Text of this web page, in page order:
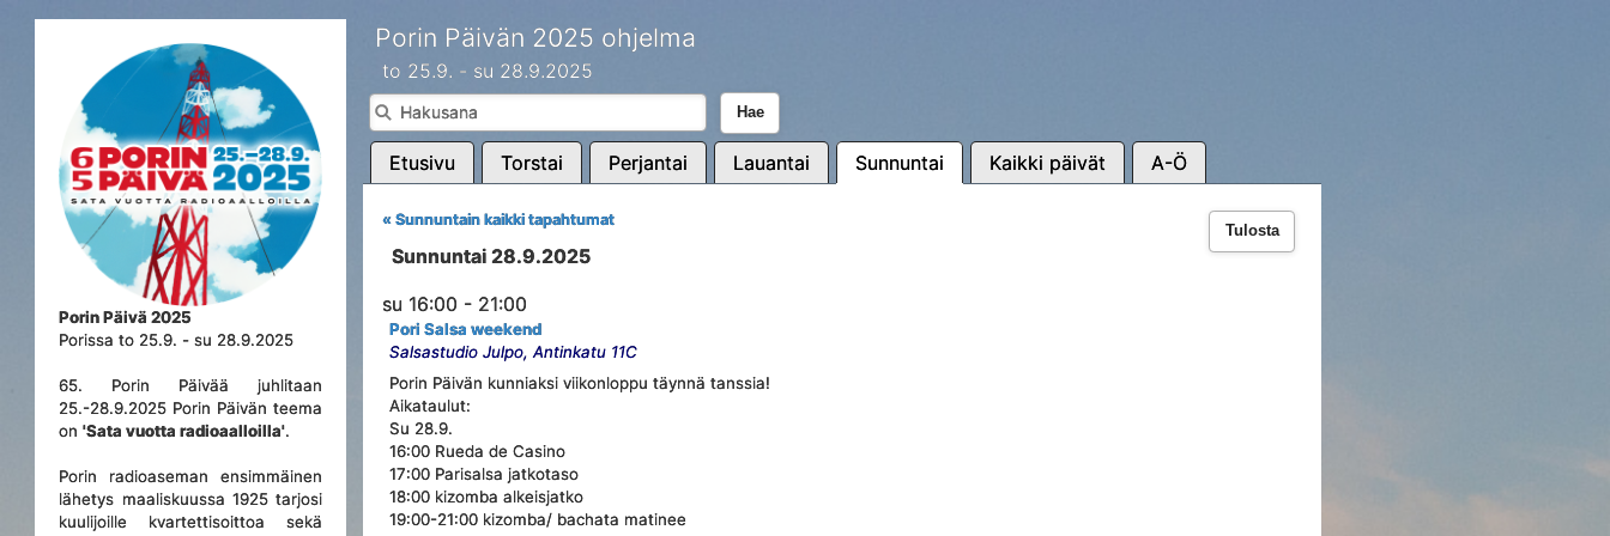
Porin Päivä 2025
Porissa to 25.9. - su 28.9.2025
65. Porin Päivää juhlitaan
25.-28.9.2025 Porin Päivän teema
on'Sata vuotta radioaalloilla'.
Porin radioaseman ensimmäinen
lähetys maaliskuussa 1925 tarjosi
kuulijoille kvartettisoittoa sekä
Porin Päivän 2025 ohjelma
to 25.9. - su 28.9.2025
Hae
Etusivu Torstai Perjantai Lauantai Sunnuntai Kaikki päivät A-Ö
Tulosta
« Sunnuntain kaikki tapahtumat
Sunnuntai 28.9.2025
su 16:00 - 21:00
Pori Salsa weekend
Salsastudio Julpo, Antinkatu 11C
Porin Päivän kunniaksi viikonloppu täynnä tanssia!
Aikataulut:
Su 28.9.
16:00 Rueda de Casino
17:00 Parisalsa jatkotaso
18:00 kizomba alkeisjatko
19:00-21:00 kizomba/ bachata matinee